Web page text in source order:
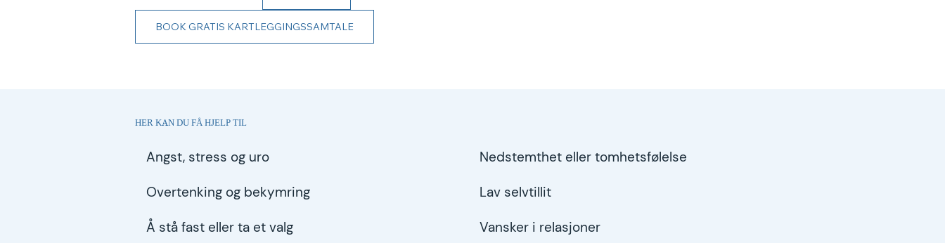
BOOK GRATIS KARTLEGGINGSSAMTALE
HER KAN DU FÅ HJELP TIL
Angst, stress og uro
Nedstemthet eller tomhetsfølelse
Overtenking og bekymring
Lav selvtillit
Å stå fast eller ta et valg
Vansker i relasjoner